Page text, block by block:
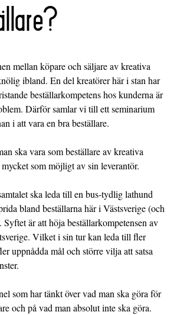
mellan köpare och säljare av kreativa
ibland. En del kreatörer här i stan har
beställarkompetens hos kunderna är
Därför samlar vi till ett seminarium
i att vara en bra beställare.
ska vara som beställare av kreativa
som möjligt av sin leverantör.
ska leda till en bus-tydlig lathund
bland beställarna här i Västsverige (och
är att höja beställarkompetensen av
Vilket i sin tur kan leda till fler
uppnådda mål och större vilja att satsa
som har tänkt över vad man ska göra för
och på vad man absolut inte ska göra.